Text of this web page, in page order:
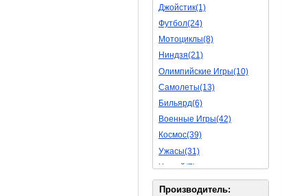
Симуляторы(31)
Леталки(24)
Симуляторы Жизни(76)
Уникальный(29)
Логические Игры(35)
Азартные(45)
Ролевые Игры(176)
Боевик(10)
Головоломка(11)
Rpg(14)
Пошаговые Игры(22)
Пазлы(82)
Джойстик(1)
Футбол(24)
Мотоциклы(8)
Ниндзя(21)
Олимпийские Игры(10)
Самолеты(13)
Бильярд(6)
Военные Игры(42)
Космос(39)
Ужасы(31)
Хоккей(7)
Вертолет(13)
Производитель: